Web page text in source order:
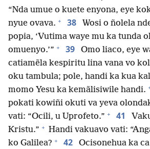
“Nda umue o kuete enyona, eye
nyue ovava. + 38
Wosi o ñolela
popia, ‘Vutima waye mu ka tunda
omuenyo.’” + 39
Omo liaco, eye
catiamẽla kespiritu lina vana vo
oku tambula; pole, handi ka kua
momo Yesu ka kemãlisiwile handi.
pokati kowiñi okuti va yeva
vati: “Ocili, u Uprofeto.” + 41
Kristu.” + Handi vakuavo vati:
ko Galilea? + 42
Ocisonehua ka